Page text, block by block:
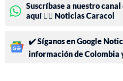
Suscríbase a nuestro
aquí 👉🏻 Noticias Caracol
✔️ Síganos en Google
información de Colombia